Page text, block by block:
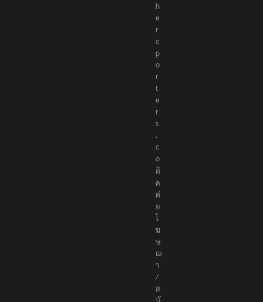
h
e
r
e
p
o
r
t
e
r
s
.
c
o
ติ
ด
ต่
อ
โ
ฆ
ษ
ณ
า
/
ส